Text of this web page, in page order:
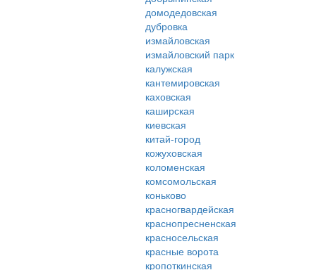
домодедовская
дубровка
измайловская
измайловский парк
калужская
кантемировская
каховская
каширская
киевская
китай-город
кожуховская
коломенская
комсомольская
коньково
красногвардейская
краснопресненская
красносельская
красные ворота
кропоткинская